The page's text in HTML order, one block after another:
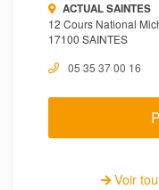
ACTUAL SAINTES
12 Cours National
17100 SAINTES
05 35 37 00 16
Voir